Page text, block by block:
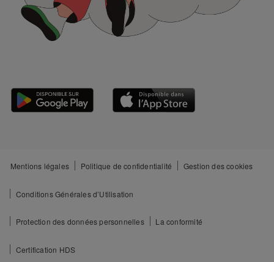
Mentions légales Politique de confidentialité Gestion des cookies
Conditions Générales d’Utilisation
Protection des données personnelles La conformité
Certification HDS